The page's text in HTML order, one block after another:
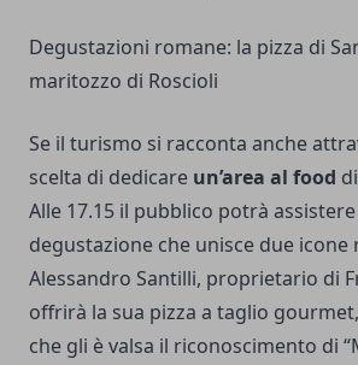
Degustazioni romane: la pizza di
maritozzo di Roscioli
Se il turismo si racconta anche
scelta di dedicare un’area al food
Alle 17.15 il pubblico potrà
degustazione che unisce due icone
Alessandro Santilli, proprietario di
offrirà la sua pizza a taglio
che gli è valsa il riconoscimento di